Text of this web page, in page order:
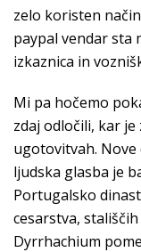
zelo koristen
paypal vendar sta
izkaznica in
Mi pa hočemo
zdaj odločili, kar
ugotovitvah.
ljudska glasba je
Portugalsko
cesarstva,
Dyrrhachium